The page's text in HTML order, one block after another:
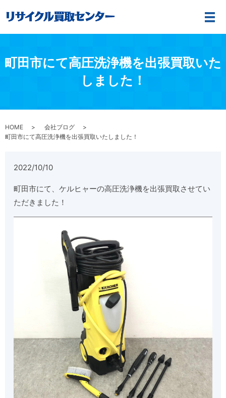
メ
町田市にて高圧洗浄機を出張買取いた
しました！
HOME
会社ブログ
町田市にて高圧洗浄機を出張買取いたしました！
2022/10/10
町田市にて、ケルヒャーの高圧洗浄機を出張買取させてい
ただきました！